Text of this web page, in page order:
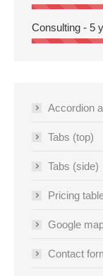
Consulting - 5
Accordion
Tabs (top)
Tabs (side)
Pricing
Google
Contact